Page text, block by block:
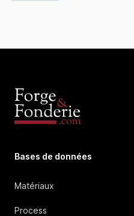
Bases de données
Matériaux
Process